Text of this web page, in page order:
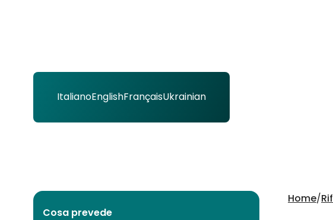
ItalianoEnglishFrançaisUkrainian
Cosa prevede
Home/